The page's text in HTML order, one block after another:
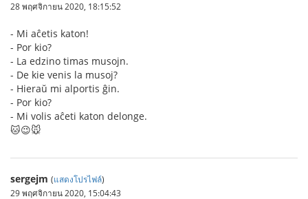
28 พฤศจิกายน 2020, 18:15:52
- Mi aĉetis katon!
- Por kio?
- La edzino timas musojn.
- De kie venis la musoj?
- Hieraŭ mi alportis ĝin.
- Por kio?
- Mi volis aĉeti katon delonge.
🐱😉🐭
sergejm (แสดงโปรไฟล์)
29 พฤศจิกายน 2020, 15:04:43